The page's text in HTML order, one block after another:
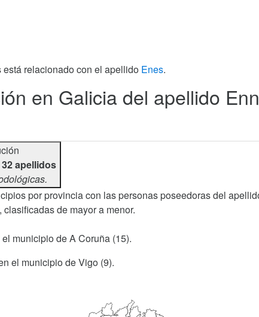
relacionado con el apellido Enes.
en Galicia del apellido
apellidos
por provincia con las personas poseedoras del
de mayor a menor.
el municipio de A Coruña (15).
el municipio de Vigo (9).